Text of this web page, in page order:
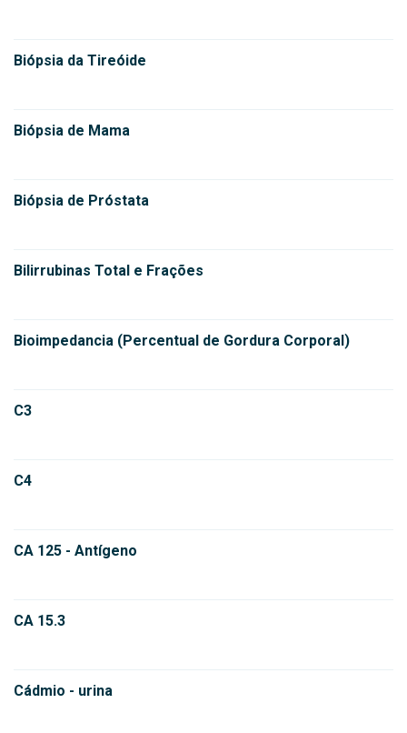
Biópsia da Tireóide
Biópsia de Mama
Biópsia de Próstata
Bilirrubinas Total e Frações
Bioimpedancia (Percentual de Gordura Corporal)
C3
C4
CA 125 - Antígeno
CA 15.3
Cádmio - urina